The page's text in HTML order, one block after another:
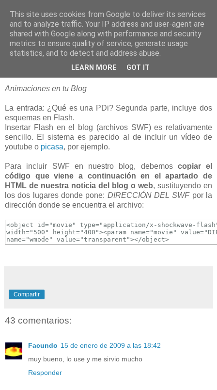
blogOBR
06 octubre 2008
Insertar Flash (.swf) en Blogger
Animaciones en tu Blog
La entrada: ¿Qué es una PDi? Segunda parte, incluye dos
esquemas en Flash.
Insertar Flash en el blog (archivos SWF) es relativamente
sencillo. El sistema es parecido al de incluir un vídeo de
youtube o picasa, por ejemplo.
Para incluir SWF en nuestro blog, debemos copiar el
código que viene a continuación en el apartado de
HTML de nuestra noticia del blog o web, sustituyendo en
los dos lugares donde pone: DIRECCIÓN DEL SWFpor la
dirección donde se encuentra el archivo:
Compartir
43 comentarios:
Facundo 15 de enero de 2009 a las 18:42
muy bueno, lo use y me sirvio mucho
Responder
This site uses cookies from Google to deliver its services
and to analyze traffic. Your IP address and user-agent are
shared with Google along with performance and security
metrics to ensure quality of service, generate usage
statistics, and to detect and address abuse.
LEARN MORE GOT IT